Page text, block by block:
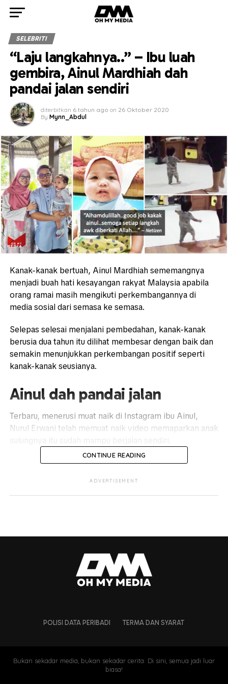
SELEBRITI
“Laju langkahnya..” – Ibu luah
gembira, Ainul Mardhiah dah
pandai jalan sendiri
diterbitkan 6 tahun ago on 26 Oktober 2020
By Mynn_Abdul
Kanak-kanak bertuah, Ainul Mardhiah sememangnya
menjadi buah hati kesayangan rakyat Malaysia apabila
orang ramai masih mengikuti perkembangannya di
media sosial dari semasa ke semasa.
Selepas selesai menjalani pembedahan, kanak-kanak
berusia dua tahun itu dilihat membesar dengan baik dan
semakin menunjukkan perkembangan positif seperti
kanak-kanak seusianya.
Ainul dah pandai jalan
Terbaru, menerusi muat naik di Instagram ibu Ainul,
Nurul Erwani telah memuat naik video memaparkan anak
CONTINUE READING
ADVERTISEMENT
POLISI DATA PERIBADI TERMA DAN SYARAT
Bukan sekadar media, bukan sekadar cerita. Di sini, semua jadi luar
biasa!